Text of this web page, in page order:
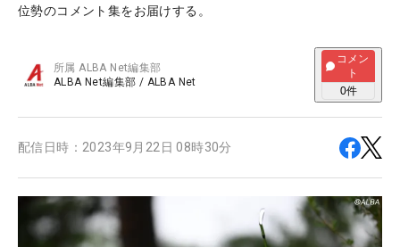
位勢のコメント集をお届けする。
所属ALBA Net編集部
ALBA Net編集部 / ALBA Net
コメン
ト
0件
配信日時： 2023年9月22日 08時30分